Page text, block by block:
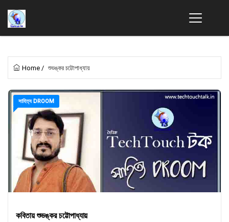
Home / শুভঙ্কর চট্টোপাধ্যায়
সাহিত্য DROOM
কবিতায় শুভঙ্কর চট্টোপাধ্যায়